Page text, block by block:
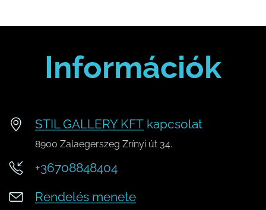
stilgallery@gmail.com
Információk
STIL GALLERY KFT kapcsolat
8900 Zalaegerszeg Zrínyi út 34.
+36708848404
Rendelés menete